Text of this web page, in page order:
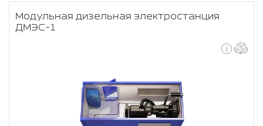
Модульная дизельная электростанция
ДМЭС-1